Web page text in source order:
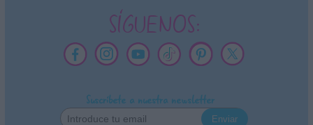
SÍGUENOS:
Suscríbete a nuestra newsletter